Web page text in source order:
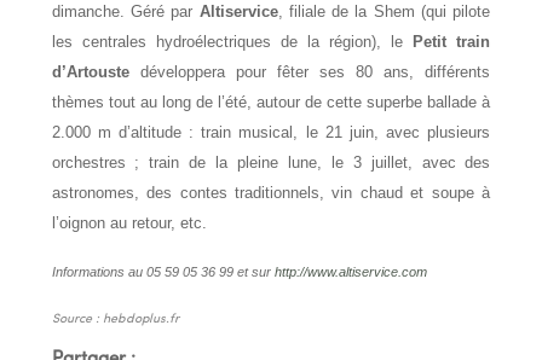
dimanche. Géré par Altiservice, filiale de la Shem (qui pilote
les centrales hydroélectriques de la région), le Petit train
d’Artoustedéveloppera pour fêter ses 80 ans, différents
thèmes tout au long de l’été, autour de cette superbe ballade à
2.000 m d’altitude : train musical, le 21 juin, avec plusieurs
orchestres ; train de la pleine lune, le 3 juillet, avec des
astronomes, des contes traditionnels, vin chaud et soupe à
l’oignon au retour, etc.
Informations au 05 59 05 36 99 et sur http://www.altiservice.com
Source : hebdoplus.fr